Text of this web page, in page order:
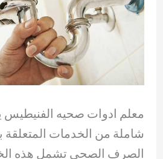
معلم ادوات صحيه
شاملة من الخدمات المتعلقة
الصرف الصحي تشمل هذه